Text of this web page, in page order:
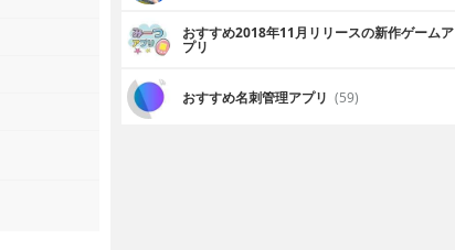
おすすめ2018年11月リリースの新作ゲームア
プリ
おすすめ名刺管理アプリ (59)